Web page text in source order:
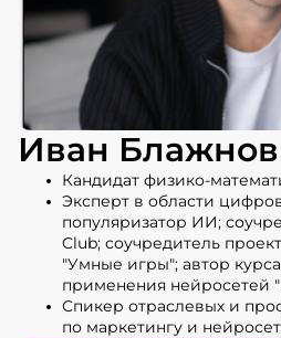
Иван Блажнов
Кандидат физико-
Эксперт в области
популяризатор ИИ;
Club; соучредитель
"Умные игры"; автор
применения
Спикер отраслевых и
по маркетингу и